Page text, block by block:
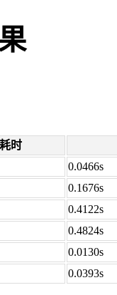
耗时
0.0466s
0.1676s
0.4122s
0.4824s
0.0130s
0.0393s